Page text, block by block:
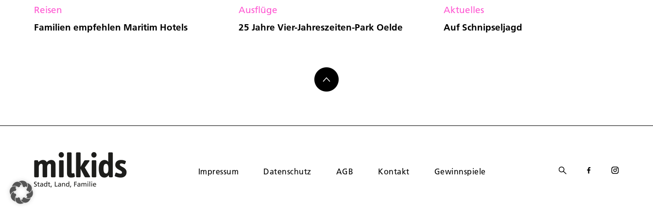
Reisen
Familien empfehlen Maritim Hotels
Ausflüge
25 Jahre Vier-Jahreszeiten-Park Oelde
Aktuelles
Auf Schnipseljagd
Impressum Datenschutz AGB Kontakt Gewinnspiele